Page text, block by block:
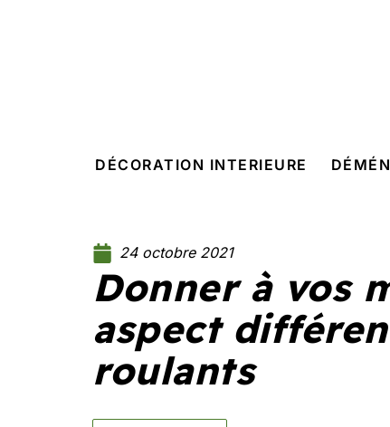
DÉCORATION INTERIEURE
24 octobre 2021
Donner à vos
aspect
roulants